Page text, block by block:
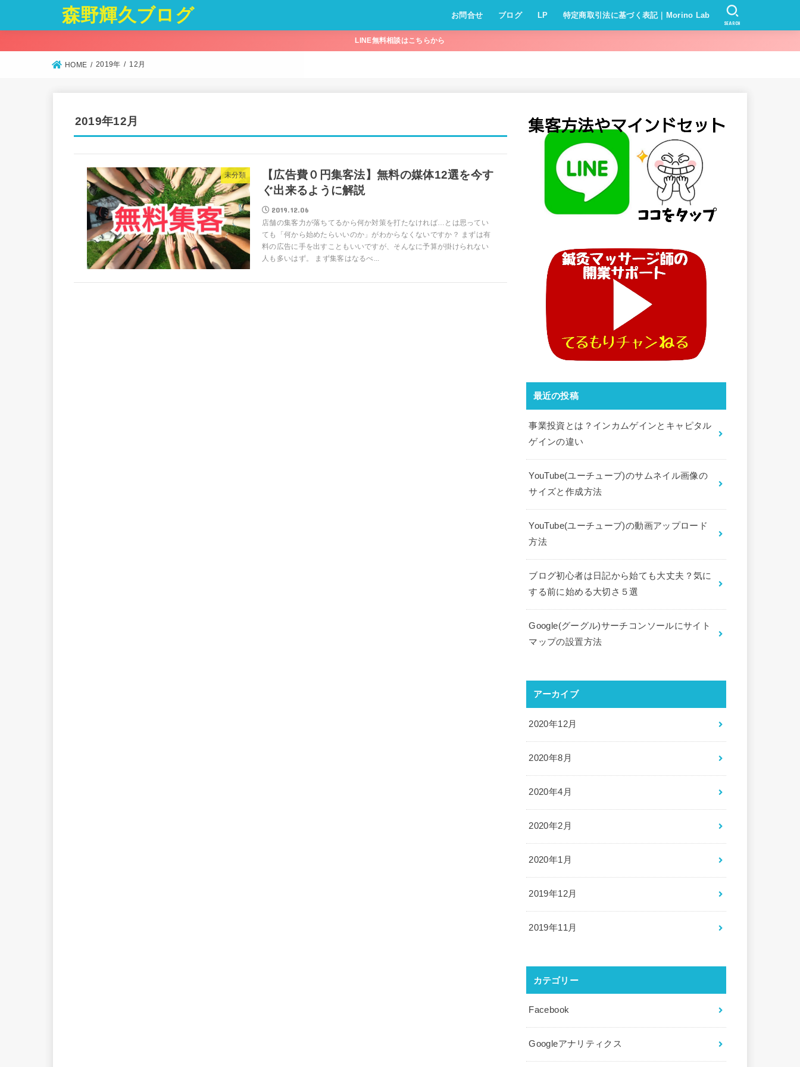
森野輝久ブログ お問合せ ブログ LP 特定商取引法に基づく表記｜Morino Lab
SEARCH
LINE無料相談はこちらから
HOME 2019年 12月
2019年12月
未分類
【広告費０円集客法】無料の媒体12選を今す
ぐ出来るように解説
2019.12.06
店舗の集客力が落ちてるから何か対策を打たなければ…とは思ってい
ても「何から始めたらいいのか」がわからなくないですか？ まずは有
料の広告に手を出すこともいいですが、そんなに予算が掛けられない
人も多いはず。 まず集客はなるべ...
最近の投稿
事業投資とは？インカムゲインとキャピタル
ゲインの違い
YouTube(ユーチューブ)のサムネイル画像の
サイズと作成方法
YouTube(ユーチューブ)の動画アップロード
方法
ブログ初心者は日記から始ても大丈夫？気に
する前に始める大切さ５選
Google(グーグル)サーチコンソールにサイト
マップの設置方法
アーカイブ
2020年12月
2020年8月
2020年4月
2020年2月
2020年1月
2019年12月
2019年11月
カテゴリー
Facebook
Googleアナリティクス